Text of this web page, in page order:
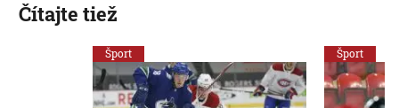
Čítajte tiež
Šport Šport